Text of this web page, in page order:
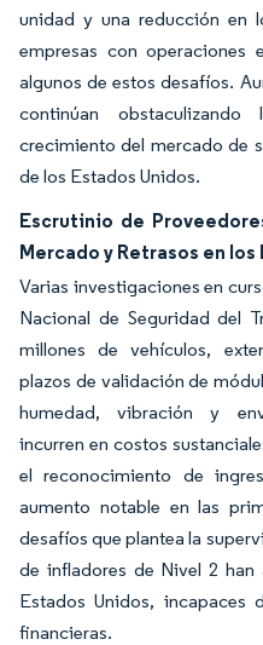
unidad y una reducción en
empresas con
algunos de estos desafíos.
continúan
crecimiento del mercado de
de los Estados Unidos.
Escrutinio de
Mercado y Retrasos en los
Varias investigaciones en
Nacional de Seguridad del
millones de vehículos,
plazos de validación de
humedad, vibración y
incurren en costos
el reconocimiento de
aumento notable en las
desafíos que plantea la
de infladores de Nivel 2
Estados Unidos, incapaces
financieras.